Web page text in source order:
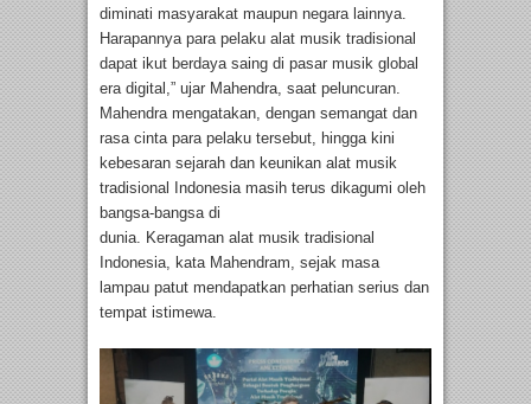
diminati masyarakat maupun negara lainnya.
Harapannya para pelaku alat musik tradisional
dapat ikut berdaya saing di pasar musik global
era digital,” ujar Mahendra, saat peluncuran.
Mahendra mengatakan, dengan semangat dan
rasa cinta para pelaku tersebut, hingga kini
kebesaran sejarah dan keunikan alat musik
tradisional Indonesia masih terus dikagumi oleh
bangsa-bangsa di
dunia. Keragaman alat musik tradisional
Indonesia, kata Mahendram, sejak masa
lampau patut mendapatkan perhatian serius dan
tempat istimewa.